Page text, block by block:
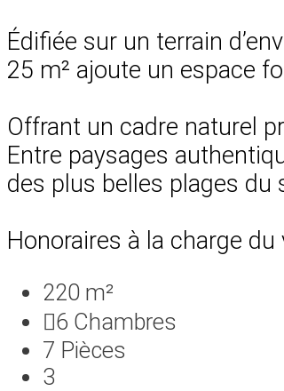
Édifiée sur un terrain
25 m² ajoute un espace
Offrant un cadre naturel
Entre paysages
des plus belles plages du
Honoraires à la charge du
220 m²
6 Chambres
7 Pièces
3